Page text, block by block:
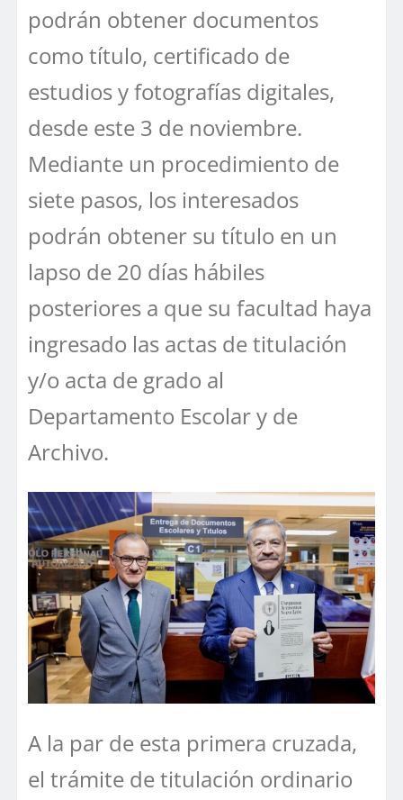
podrán obtener documentos
como título, certificado de
estudios y fotografías digitales,
desde este 3 de noviembre.
Mediante un procedimiento de
siete pasos, los interesados
podrán obtener su título en un
lapso de 20 días hábiles
posteriores a que su facultad haya
ingresado las actas de titulación
y/o acta de grado al
Departamento Escolar y de
Archivo.
A la par de esta primera cruzada,
el trámite de titulación ordinario